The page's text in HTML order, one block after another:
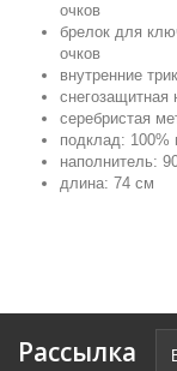
очков
брелок для
очков
внутренние
снегозащитная
серебристая
подклад: 100%
наполнитель:
длина: 74 см
Рассылка